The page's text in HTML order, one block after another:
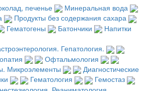
печенье
Минеральная вода
Продукты без содержания сахара
Гематогены Батончики
Напитки
Гепатология.
Офтальмология
Микроэлементы
Диагностические
Гематология
Гемостаз